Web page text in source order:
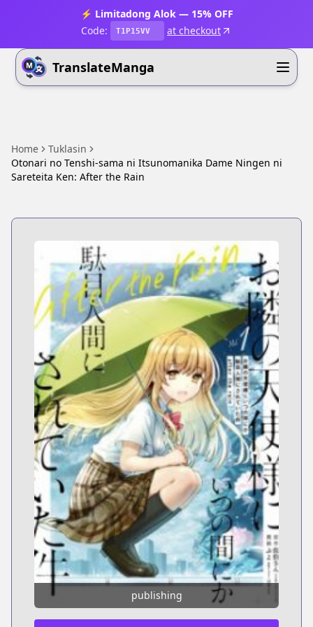
⚡ Limitadong Alok — 15% OFF
Code:
T1P15VV at checkout
TranslateManga
Home
Tuklasin
Otonari no Tenshi-sama ni Itsunomanika Dame Ningen ni
Sareteita Ken: After the Rain
publishing